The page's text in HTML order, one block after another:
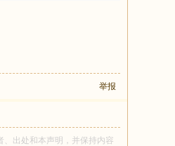
举报
出处和本声明，并保持内容